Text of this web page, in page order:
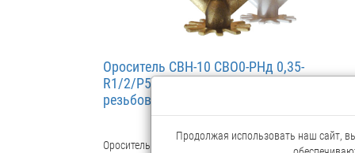
Ороситель СВН-10 CBO0-PНд 0,35-
R1/2/P57.B3 белый, спринклерный, с
резьбовым герметиком (заказ по 30ш
Ороситель спринклерный розеткой вниз CBO0-
Продолжая использовать наш сайт,